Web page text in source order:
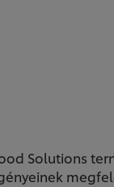
Solutions